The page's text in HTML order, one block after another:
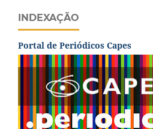
INDEXAÇÃO
Portal de Periódicos Capes